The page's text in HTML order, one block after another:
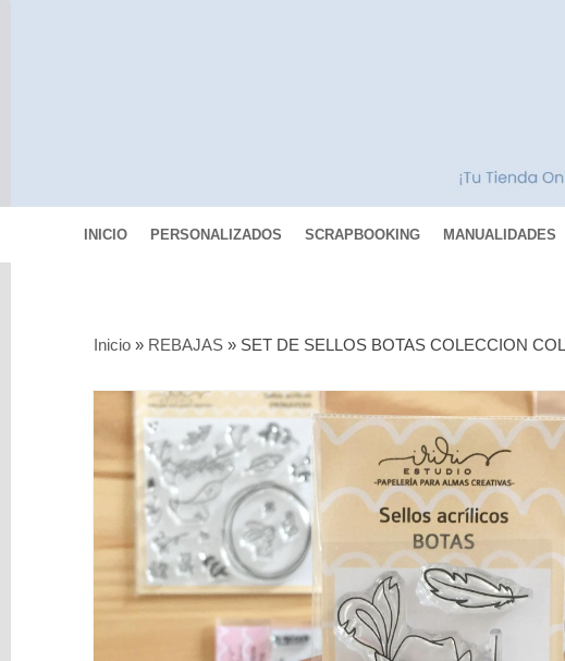
INICIO PERSONALIZADOS SCRAPBOOKING MANUALIDADES
Pinturas
Mediums
Máquinas
Inicio » REBAJAS » SET DE SELLOS BOTAS COLECCION